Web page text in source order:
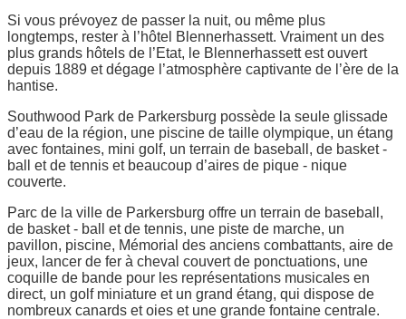
Si vous prévoyez de passer la nuit, ou même plus
longtemps, rester à l’hôtel Blennerhassett. Vraiment un des
plus grands hôtels de l’Etat, le Blennerhassett est ouvert
depuis 1889 et dégage l’atmosphère captivante de l’ère de la
hantise.
Southwood Park de Parkersburg possède la seule glissade
d’eau de la région, une piscine de taille olympique, un étang
avec fontaines, mini golf, un terrain de baseball, de basket -
ball et de tennis et beaucoup d’aires de pique - nique
couverte.
Parc de la ville de Parkersburg offre un terrain de baseball,
de basket - ball et de tennis, une piste de marche, un
pavillon, piscine, Mémorial des anciens combattants, aire de
jeux, lancer de fer à cheval couvert de ponctuations, une
coquille de bande pour les représentations musicales en
direct, un golf miniature et un grand étang, qui dispose de
nombreux canards et oies et une grande fontaine centrale.